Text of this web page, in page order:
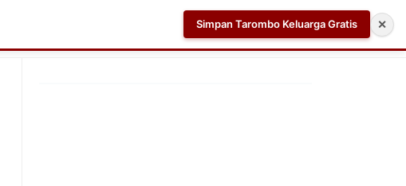
Aplikasi AI Teleprompter dan Pembuat Skrip Video
Simpan Tarombo Keluarga Gratis ✕